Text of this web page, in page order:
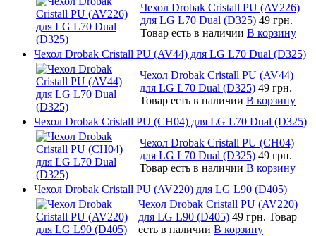
Чехол Drobak Cristall PU (AV226)
для LG L70 Dual (D325) 49 грн.
Товар есть в наличии В корзину
Чехол Drobak Cristall PU (AV44) для LG L70 Dual (D325)
Чехол Drobak Cristall PU (AV44)
для LG L70 Dual (D325) 49 грн.
Товар есть в наличии В корзину
Чехол Drobak Cristall PU (CH04) для LG L70 Dual (D325)
Чехол Drobak Cristall PU (CH04)
для LG L70 Dual (D325) 49 грн.
Товар есть в наличии В корзину
Чехол Drobak Cristall PU (AV220) для LG L90 (D405)
Чехол Drobak Cristall PU (AV220)
для LG L90 (D405) 49 грн. Товар
есть в наличии В корзину